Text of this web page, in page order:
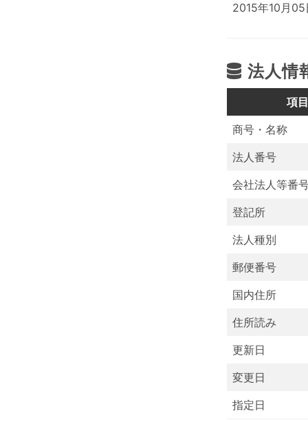
2015年10月05
法人情
項目
商号・名称
法人番号
会社法人等番
登記所
法人種別
郵便番号
国内住所
住所読み
更新日
変更日
指定日